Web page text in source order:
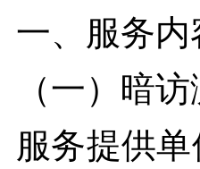
一、服务
（一）暗
服务提供